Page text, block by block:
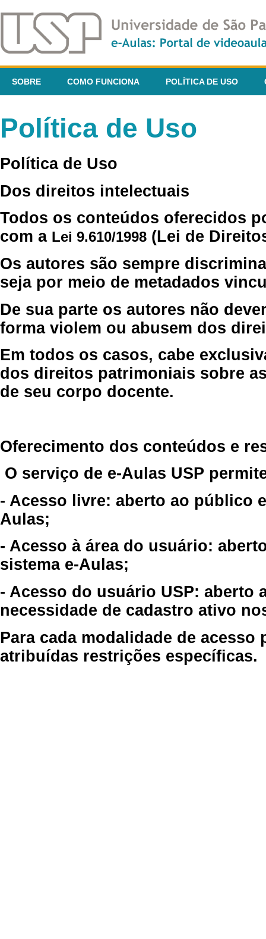
SOBRE COMO FUNCIONA POLÍTICA DE USO
Política de Uso
Política de Uso
Dos direitos intelectuais
Todos os conteúdos oferecidos
com a Lei 9.610/1998 (Lei de
Os autores são sempre
seja por meio de metadados
De sua parte os autores não
forma violem ou abusem dos
Em todos os casos, cabe
dos direitos patrimoniais sobre
de seu corpo docente.
Oferecimento dos conteúdos e
O serviço de e-Aulas USP
- Acesso livre: aberto ao público
Aulas;
- Acesso à área do usuário:
sistema e-Aulas;
- Acesso do usuário USP: aberto
necessidade de cadastro ativo
Para cada modalidade de
atribuídas restrições específicas.